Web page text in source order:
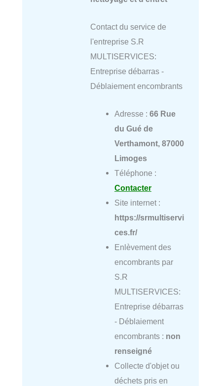
Contact du service de
l'entreprise S.R
MULTISERVICES:
Entreprise débarras -
Déblaiement encombrants
Adresse : 66 Rue
du Gué de
Verthamont, 87000
Limoges
Téléphone :
Contacter
Site internet :
https://srmultiservi
ces.fr/
Enlèvement des
encombrants par
S.R
MULTISERVICES:
Entreprise débarras
- Déblaiement
encombrants : non
renseigné
Collecte d'objet ou
déchets pris en